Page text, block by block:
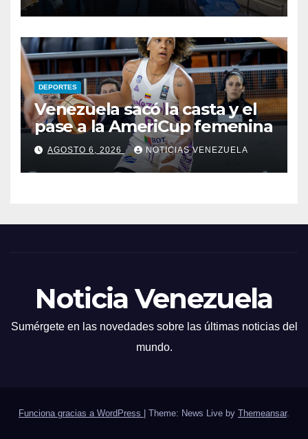
DEPORTES
Venezuela sacó la casta y el
pase a la AmeriCup femenina
AGOSTO 6, 2026 NOTICIAS VENEZUELA
Noticia Venezuela
Sumérgete en las novedades sobre las últimas noticias del
mundo.
Funciona gracias a WordPress Theme: News Live by Themeansar.